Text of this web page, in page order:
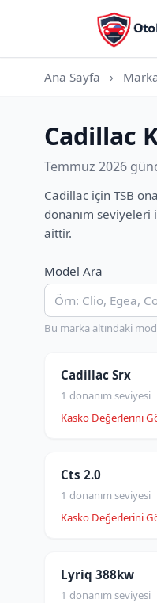
Ana Sayfa ›
Cadillac
Temmuz 2026
Cadillac için TSB
donanım
aittir.
Model Ara
Bu marka altındaki
Cadillac Srx
1 donanım seviyesi
Kasko Değerlerini
Cts 2.0
1 donanım seviyesi
Kasko Değerlerini
Lyriq 388kw
1 donanım seviyesi